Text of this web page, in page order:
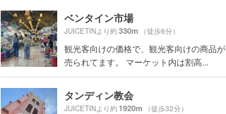
ベンタイン市場
JUICETINより約330m （徒歩6分）
観光客向けの価格で、観光客向けの商品が
売られてます。 マーケット内は割高...
タンディン教会
JUICETINより約1920m （徒歩32分）